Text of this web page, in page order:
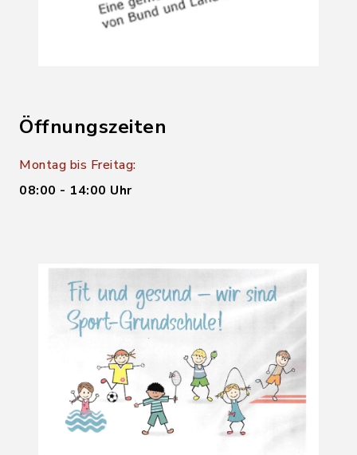
Öffnungszeiten
Montag bis Freitag:
08:00 - 14:00 Uhr